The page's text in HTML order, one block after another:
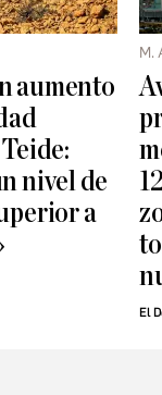
aumento
nivel de
a
M.
El